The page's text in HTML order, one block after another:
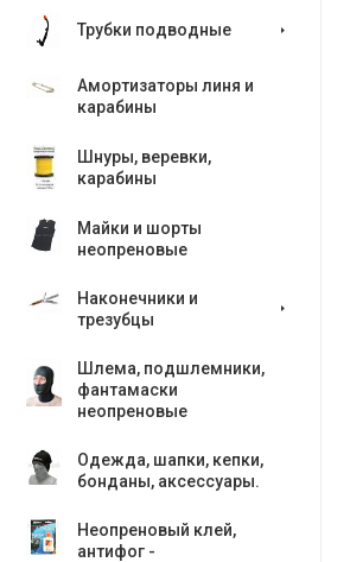
Трубки подводные
Амортизаторы линя и
карабины
Шнуры, веревки,
карабины
Майки и шорты
неопреновые
Наконечники и
трезубцы
Шлема, подшлемники,
фантамаски
неопреновые
Одежда, шапки, кепки,
бонданы, аксесcуары.
Неопреновый клей,
антифог -